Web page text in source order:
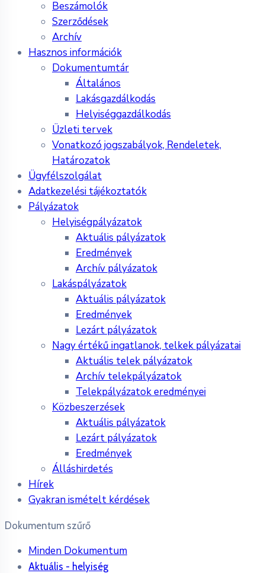
Beszámolók
Szerződések
Archív
Hasznos információk
Dokumentumtár
Általános
Lakásgazdálkodás
Helyiséggazdálkodás
Üzleti tervek
Vonatkozó jogszabályok, Rendeletek,
Határozatok
Ügyfélszolgálat
Adatkezelési tájékoztatók
Pályázatok
Helyiségpályázatok
Aktuális pályázatok
Eredmények
Archív pályázatok
Lakáspályázatok
Aktuális pályázatok
Eredmények
Lezárt pályázatok
Nagy értékű ingatlanok, telkek pályázatai
Aktuális telek pályázatok
Archív telekpályázatok
Telekpályázatok eredményei
Közbeszerzések
Aktuális pályázatok
Lezárt pályázatok
Eredmények
Álláshirdetés
Hírek
Gyakran ismételt kérdések
Dokumentum szűrő
Minden Dokumentum
Aktuális - helyiség